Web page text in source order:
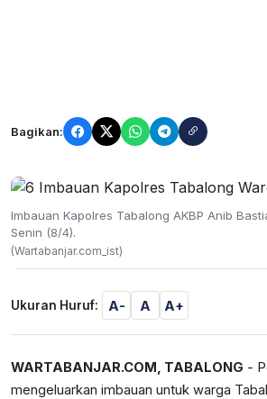
Bagikan:
Imbauan Kapolres Tabalong AKBP Anib
Senin (8/4).
(Wartabanjar.com_ist)
Ukuran Huruf: A- A A+
WARTABANJAR.COM, TABALONG -
mengeluarkan imbauan untuk warga